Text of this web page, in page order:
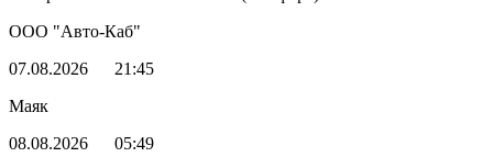
ООО "Авто-Каб"
07.08.2026
21:45
Маяк
08.08.2026
05:49